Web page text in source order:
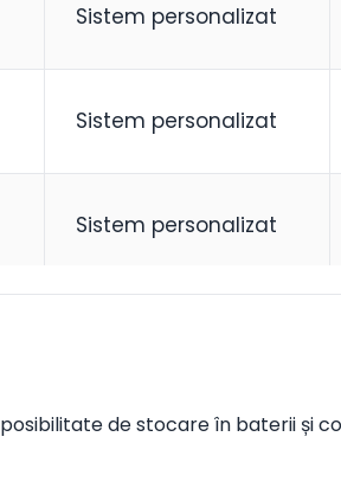
Sistem personalizat
Sistem personalizat
Sistem personalizat
de stocare în baterii și